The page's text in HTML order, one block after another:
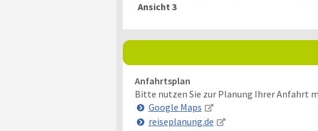
Ansicht 3
Anfahrtsplan
Bitte nutzen Sie zur Planung Ihrer Anfahrt
Google Maps
reiseplanung.de